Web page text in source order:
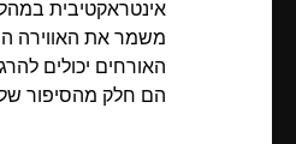
אינטראקטיבית
משמר את האווירה
האורחים יכולים
הם חלק מהסיפור